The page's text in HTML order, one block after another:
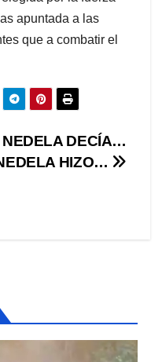
apuntada a las
que a combatir el
NEDELA DECÍA…
HIZO…